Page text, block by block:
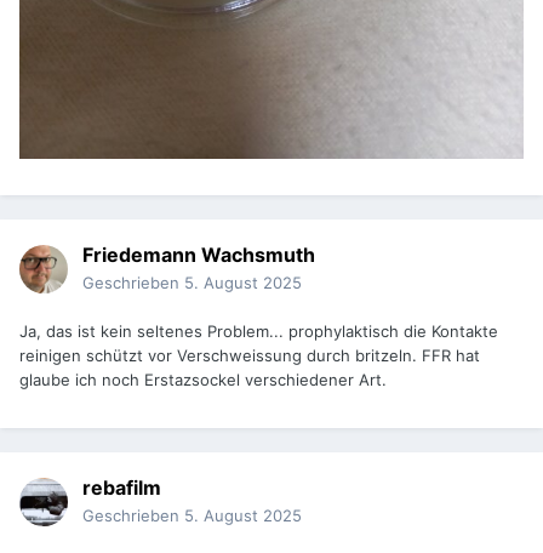
Friedemann Wachsmuth
Geschrieben 5. August 2025
Ja, das ist kein seltenes Problem... prophylaktisch die Kontakte
reinigen schützt vor Verschweissung durch britzeln. FFR hat
glaube ich noch Erstazsockel verschiedener Art.
rebafilm
Geschrieben 5. August 2025